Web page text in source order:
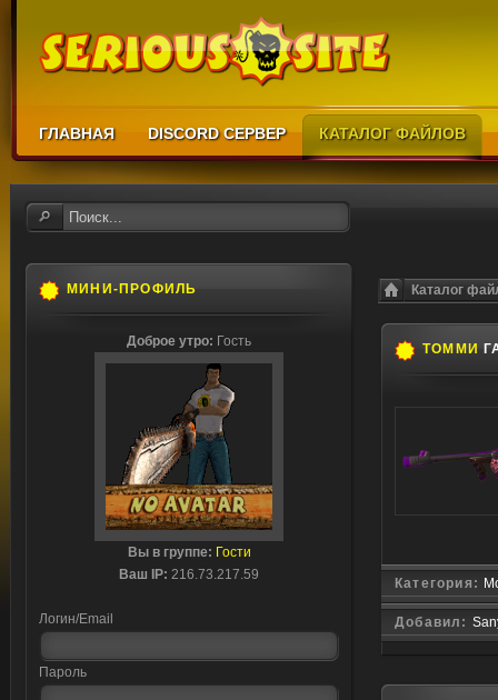
ГЛАВНАЯ DISCORD СЕРВЕР КАТАЛОГ ФАЙЛОВ
Каталог
ТОММИ
Категория:
Добавил:
МИНИ-ПРОФИЛЬ
Доброе утро: Гость
Вы в группе: Гости
Ваш IP: 216.73.217.59
Логин/Email
Пароль